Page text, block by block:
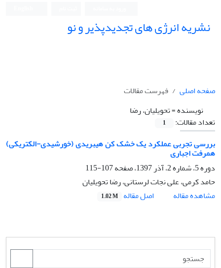
نشریه انرژی های تجدیدپذیر و نو
صفحه اصلی
فهرست مقالات
نویسنده =تحویلیان، رضا
تعداد مقالات:
1
بررسی تجربی عملکرد یک خشک کن هیبریدی (خورشیدی-الکتریکی)
همرفت اجباری
دوره 5، شماره 2، آذر 1397، صفحه
107-115
حامد کرمی، علی نجات لرستانی، رضا تحویلیان
مشاهده مقاله
اصل مقاله 1.02 M